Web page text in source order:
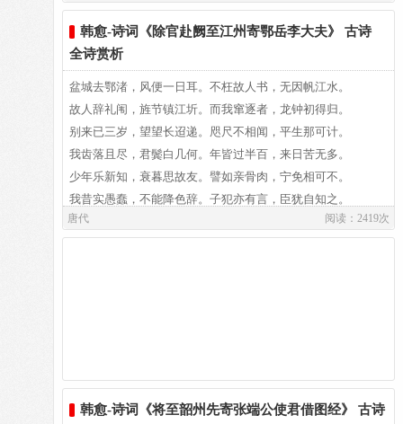
庙内老人识神意，睢盱侦伺能鞠躬。
手持杯蛟导我掷，云此最吉余难同。
窜逐蛮荒幸不死，衣食才足甘长终。
侯王将相望久绝，神纵欲福难为功。
夜投佛寺上高阁，星月掩映云曈昽。
【韵译】：
间使断津梁，潜军索林薄。红尘羽书靖，大水沙囊涸。
--李正封
铭山子所工，插羽余何怍。未足烦刀俎，只应输管钥。
--韩愈
雨矢逐天狼，电矛驱海若。灵诛固无纵，力战谁敢却。
--李正封
峨峨云梯翔，赫赫火箭著。连空隳雉堞，照夜焚城郭。
--韩愈
军门宣一令，庙算建三略。雷鼓揭千枪，浮桥交万筰。
--李正封
蹂野马云腾，映原旗火铄。疲氓坠将拯，残虏狂可缚。
--李正封
仓空战卒饥，月黑探兵错。凶徒更蹈藉，逆族相啖嚼。
韩愈-诗词《除官赴阙至江州寄鄂岳李大夫》 古诗
全诗赏析
盆城去鄂渚，风便一日耳。不枉故人书，无因帆江水。
故人辞礼闱，旌节镇江圻。而我窜逐者，龙钟初得归。
别来已三岁，望望长迢递。咫尺不相闻，平生那可计。
我齿落且尽，君鬓白几何。年皆过半百，来日苦无多。
少年乐新知，衰暮思故友。譬如亲骨肉，宁免相可不。
我昔实愚蠢，不能降色辞。子犯亦有言，臣犹自知之。
公其务贳过，我亦请改事。桑榆倘可收，愿寄相思字。
唐代 阅读：2419次
韩愈-诗词《将至韶州先寄张端公使君借图经》 古诗